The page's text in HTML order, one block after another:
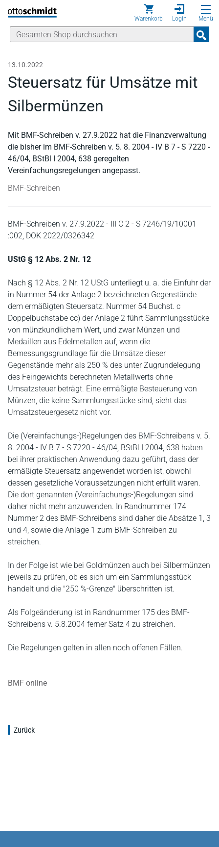
Direkt zum Inhalt
Warenkorb Login Menü
13.10.2022
Steuersatz für Umsätze mit
Silbermünzen
Mit BMF-Schreiben v. 27.9.2022 hat die Finanzverwaltung
die bisher im BMF-Schreiben v. 5. 8. 2004 - IV B 7 - S 7220 -
46/04, BStBl I 2004, 638 geregelten
Vereinfachungsregelungen angepasst.
BMF-Schreiben
BMF-Schreiben v. 27.9.2022 - III C 2 - S 7246/19/10001
:002, DOK 2022/0326342
UStG § 12 Abs. 2 Nr. 12
Nach § 12 Abs. 2 Nr. 12 UStG unterliegt u. a. die Einfuhr der
in Nummer 54 der Anlage 2 bezeichneten Gegenstände
dem ermäßigten Steuersatz. Nummer 54 Buchst. c
Doppelbuchstabe cc) der Anlage 2 führt Sammlungsstücke
von münzkundlichem Wert, und zwar Münzen und
Medaillen aus Edelmetallen auf, wenn die
Bemessungsgrundlage für die Umsätze dieser
Gegenstände mehr als 250 % des unter Zugrundelegung
des Feingewichts berechneten Metallwerts ohne
Umsatzsteuer beträgt. Eine ermäßigte Besteuerung von
Münzen, die keine Sammlungsstücke sind, sieht das
Umsatzsteuergesetz nicht vor.
Die (Vereinfachungs-)Regelungen des BMF-Schreibens v. 5.
8. 2004 - IV B 7 - S 7220 - 46/04, BStBl I 2004, 638 haben
bei ihrer praktischen Anwendung dazu geführt, dass der
ermäßigte Steuersatz angewendet worden ist, obwohl
dessen gesetzliche Voraussetzungen nicht erfüllt waren.
Die dort genannten (Vereinfachungs-)Regelungen sind
daher nicht mehr anzuwenden. In Randnummer 174
Nummer 2 des BMF-Schreibens sind daher die Absätze 1, 3
und 4, sowie die Anlage 1 zum BMF-Schreiben zu
streichen.
In der Folge ist wie bei Goldmünzen auch bei Silbermünzen
jeweils zu prüfen, ob es sich um ein Sammlungsstück
handelt und die "250 %-Grenze" überschritten ist.
Als Folgeänderung ist in Randnummer 175 des BMF-
Schreibens v. 5.8.2004 ferner Satz 4 zu streichen.
Die Regelungen gelten in allen noch offenen Fällen.
BMF online
Zurück